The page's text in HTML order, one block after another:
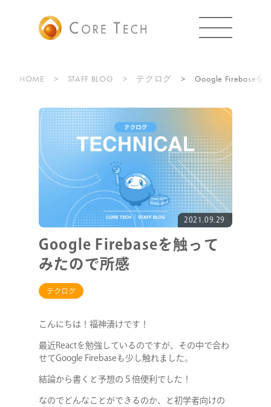
HOME STAFF BLOG テクログ Google Firebaseを
2021.09.29
Google Firebaseを触って
みたので所感
テクログ
こんにちは！福神漬けです！
最近Reactを勉強しているのですが、その中で合わ
せてGoogle Firebaseも少し触れました。
結論から書くと予想の５倍便利でした！
なのでどんなことができるのか、と初学者向けの